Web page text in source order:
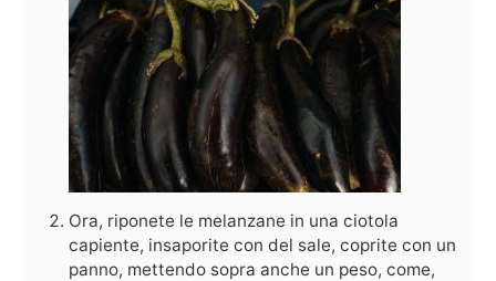
Ora, riponete le melanzane in una ciotola
capiente, insaporite con del sale, coprite con un
panno, mettendo sopra anche un peso, come,